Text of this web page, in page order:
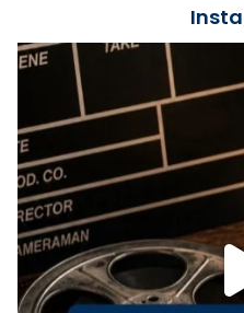
Foto
View on Facebook Share
Arquebisbat de
de Barcelona.
1 week ago
Aquest dilluns, 27 de
missa d’acció de
comitè organitzador
del Sant Pare Lleó